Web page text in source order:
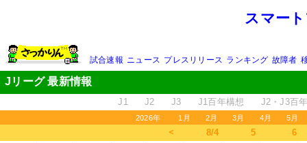
スマー
試合速報 ニュース プレスリリース ランキング 故障者
Jリーグ 最新情報
J1 J2 J3 J1百年構想 J2・J3百
2026年 1月 2月 3月 4月 5月
＜ 8/4 5 6